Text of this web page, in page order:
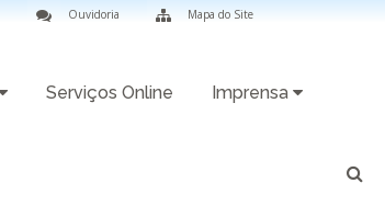
Mapa do Site
Ouvidoria
Serviços Online Imprensa